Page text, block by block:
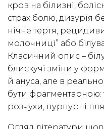
кров на білизні,
страх болю, дизурія
нічне тертя,
молочниці” або
Класичний опис –
блискучі зміни у
й ануса, але в
бути фрагментарною:
розчухи, пурпурні